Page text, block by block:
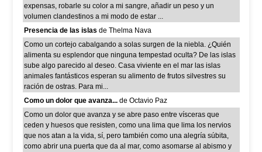
expensas, robarle su color a mi sangre, añadir un peso y un
volumen clandestinos a mi modo de estar ...
Presencia de las islas de Thelma Nava
Como un cortejo cabalgando a solas surgen de la niebla. ¿Quién
alimenta su esplendor que ninguna tempestad oculta? De las islas
sube algo parecido al deseo. Casa viviente en el mar las islas
animales fantásticos esperan su alimento de frutos silvestres su
ración de ostras. Para mi...
Como un dolor que avanza... de Octavio Paz
Como un dolor que avanza y se abre paso entre vísceras que
ceden y huesos que resisten, como una lima que lima los nervios
que nos atan a la vida, sí, pero también como una alegría súbita,
como abrir una puerta que da al mar, como asomarse al abismo y